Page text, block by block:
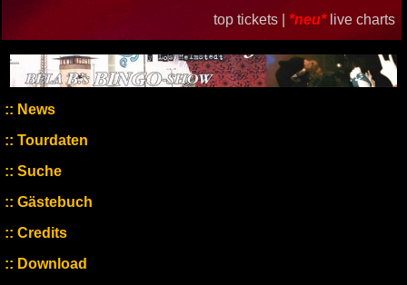
top tickets | *neu* live charts
News
Tourdaten
Suche
Gästebuch
Credits
Download